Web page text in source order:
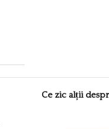
Ce zic alții